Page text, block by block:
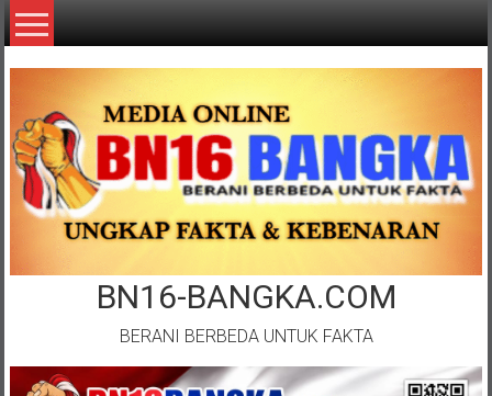
Lompat
ke
BN16-BANGKA.COM
BERANI BERBEDA UNTUK FAKTA